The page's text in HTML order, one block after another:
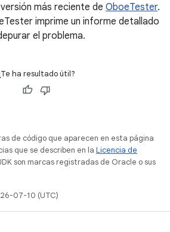
más reciente de OboeTester.
imprime un informe detallado
el problema.
ha resultado útil?
de código que aparecen en esta página
que se describen en la Licencia de
son marcas registradas de Oracle o sus
07-10 (UTC)